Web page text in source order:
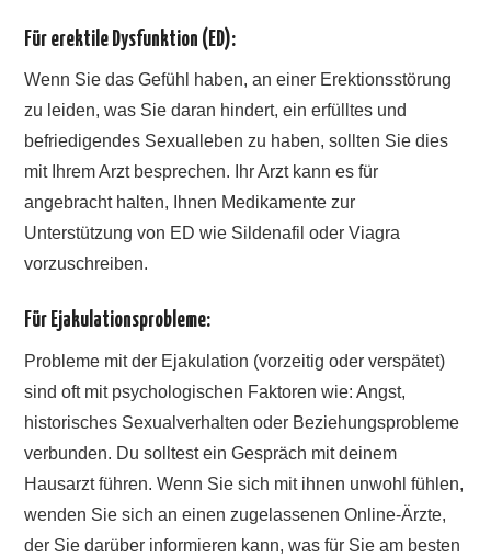
Für erektile Dysfunktion (ED):
Wenn Sie das Gefühl haben, an einer Erektionsstörung
zu leiden, was Sie daran hindert, ein erfülltes und
befriedigendes Sexualleben zu haben, sollten Sie dies
mit Ihrem Arzt besprechen. Ihr Arzt kann es für
angebracht halten, Ihnen Medikamente zur
Unterstützung von ED wie Sildenafil oder Viagra
vorzuschreiben.
Für Ejakulationsprobleme:
Probleme mit der Ejakulation (vorzeitig oder verspätet)
sind oft mit psychologischen Faktoren wie: Angst,
historisches Sexualverhalten oder Beziehungsprobleme
verbunden. Du solltest ein Gespräch mit deinem
Hausarzt führen. Wenn Sie sich mit ihnen unwohl fühlen,
wenden Sie sich an einen zugelassenen Online-Ärzte,
der Sie darüber informieren kann, was für Sie am besten